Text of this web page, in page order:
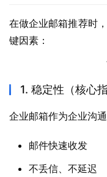
在做企业邮箱推荐时
键因素：
1. 稳定性（核心指
企业邮箱作为企业沟
邮件快速收发
不丢信、不延迟